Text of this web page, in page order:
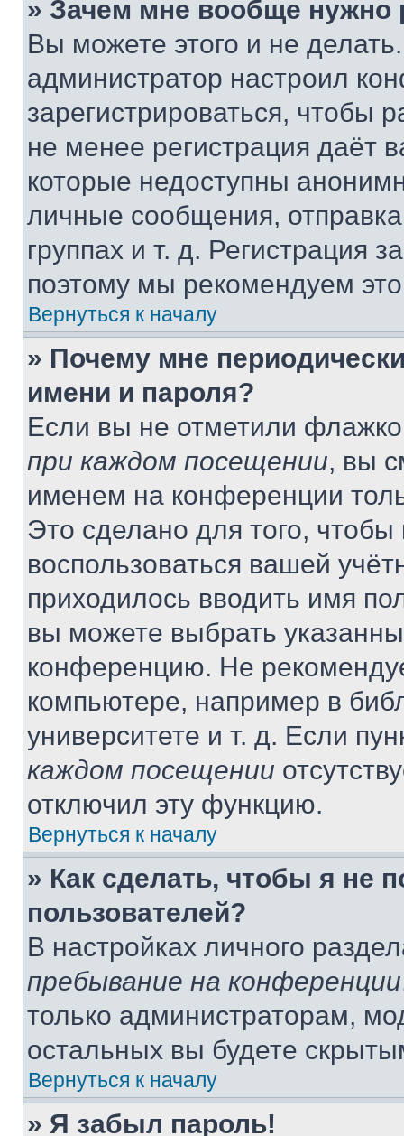
» Зачем мне вообще нужно
Вы можете этого и не
администратор настроил
зарегистрироваться, чтобы
не менее регистрация даёт
которые недоступны
личные сообщения,
группах и т. д. Регистрация
поэтому мы рекомендуем
Вернуться к началу
» Почему мне
имени и пароля?
Если вы не отметили
при каждом посещении, вы
именем на конференции
Это сделано для того, чтобы
воспользоваться вашей
приходилось вводить имя
вы можете выбрать
конференцию. Не
компьютере, например в
университете и т. д. Если
каждом посещении
отключил эту функцию.
Вернуться к началу
» Как сделать, чтобы я не
пользователей?
В настройках личного
пребывание на конференции
только администраторам,
остальных вы будете
Вернуться к началу
» Я забыл пароль!